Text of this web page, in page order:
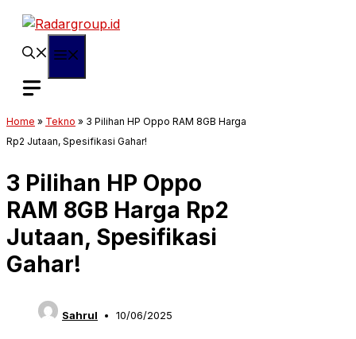
Langsung
Home » Tekno » 3 Pilihan HP Oppo RAM 8GB Harga
Rp2 Jutaan, Spesifikasi Gahar!
3 Pilihan HP Oppo
RAM 8GB Harga Rp2
Jutaan, Spesifikasi
Gahar!
Sahrul 10/06/2025